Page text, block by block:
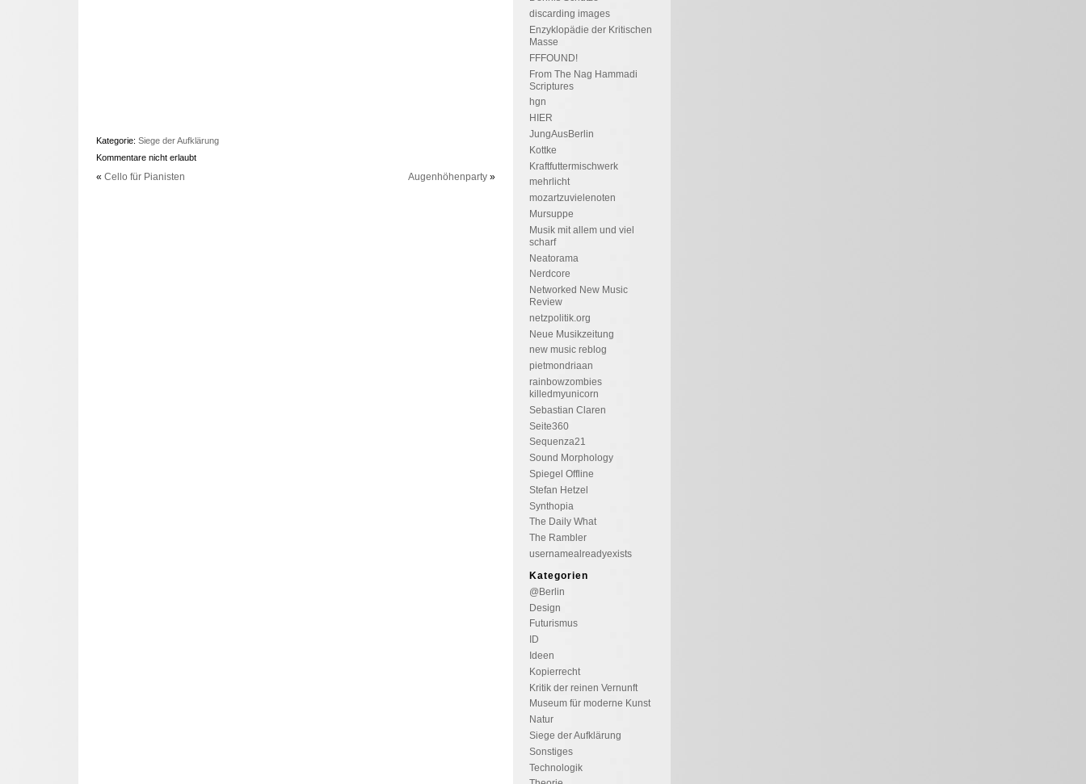
Kategorie: Siege der Aufklärung
Kommentare nicht erlaubt
« Cello für Pianisten Augenhöhenparty »
discarding images
Enzyklopädie der Kritischen
Masse
FFFOUND!
From The Nag Hammadi
Scriptures
hgn
HIER
JungAusBerlin
Kottke
Kraftfuttermischwerk
mehrlicht
mozartzuvielenoten
Mursuppe
Musik mit allem und viel
scharf
Neatorama
Nerdcore
Networked New Music
Review
netzpolitik.org
Neue Musikzeitung
new music reblog
pietmondriaan
rainbowzombies
killedmyunicorn
Sebastian Claren
Seite360
Sequenza21
Sound Morphology
Spiegel Offline
Stefan Hetzel
Synthopia
The Daily What
The Rambler
usernamealreadyexists
Kategorien
@Berlin
Design
Futurismus
ID
Ideen
Kopierrecht
Kritik der reinen Vernunft
Museum für moderne Kunst
Natur
Siege der Aufklärung
Sonstiges
Technologik